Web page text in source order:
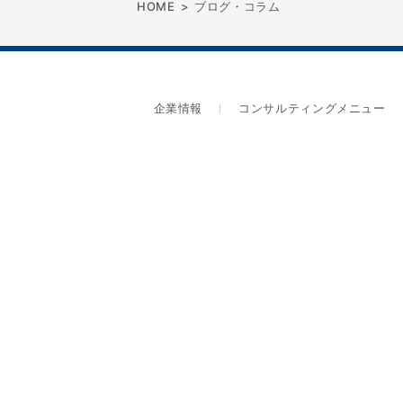
HOME > ブログ・コラム
企業情報 コンサルティングメニュー